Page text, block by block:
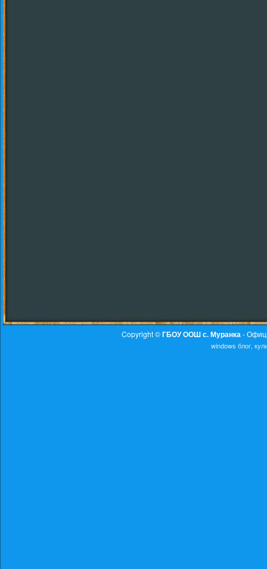
Copyright ©ГБОУ ООШ с. Муранка -
windows блог,